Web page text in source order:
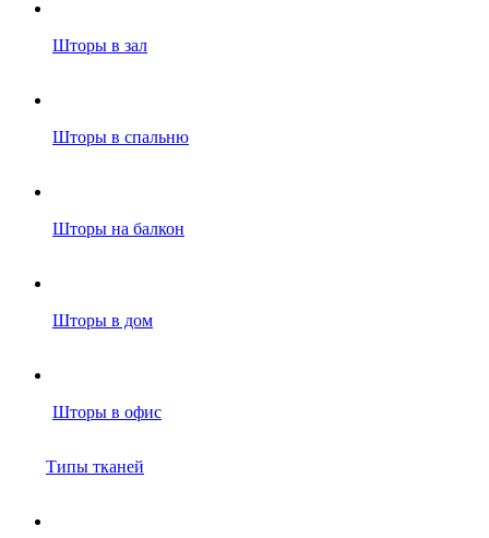
Шторы в зал
Шторы в спальню
Шторы на балкон
Шторы в дом
Шторы в офис
Типы тканей